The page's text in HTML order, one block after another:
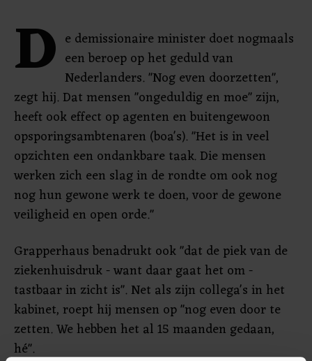
D e demissionaire minister doet nogmaals
een beroep op het geduld van
Nederlanders. "Nog even doorzetten",
zegt hij. Dat mensen "ongeduldig en moe" zijn,
heeft ook effect op agenten en buitengewoon
opsporingsambtenaren (boa's). "Het is in veel
opzichten een ondankbare taak. Die mensen
werken zich een slag in de rondte om ook nog
nog hun gewone werk te doen, voor de gewone
veiligheid en open orde."
Grapperhaus benadrukt ook "dat de piek van de
ziekenhuisdruk - want daar gaat het om -
tastbaar in zicht is". Net als zijn collega's in het
kabinet, roept hij mensen op "nog even door te
zetten. We hebben het al 15 maanden gedaan,
hé".